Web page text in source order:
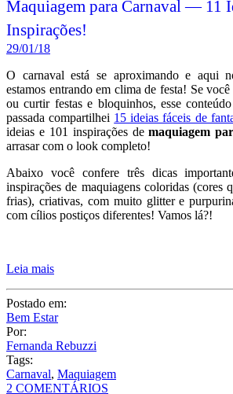
Maquiagem para Carnaval — 11
Inspirações!
29/01/18
O carnaval está se aproximando e aqui
estamos entrando em clima de festa! Se
ou curtir festas e bloquinhos, esse
passada compartilhei 15 ideias fáceis de
ideias e 101 inspirações demaquiagem
arrasar com o look completo!
Abaixo você confere três dicas
inspirações de maquiagens coloridas (cores
frias), criativas, com muito glitter e
com cílios postiços diferentes! Vamos lá?!
Leia mais
Postado em:
Bem Estar
Por:
Fernanda Rebuzzi
Tags:
Carnaval, Maquiagem
2 COMENTÁRIOS